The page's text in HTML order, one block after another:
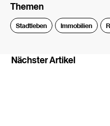
Themen
Stadtleben Immobilien
Nächster Artikel